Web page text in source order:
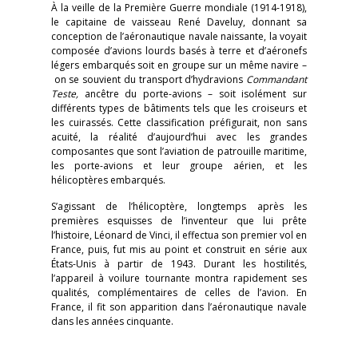
À la veille de la Première Guerre mondiale (1914-1918),
le capitaine de vaisseau René Daveluy, donnant sa
conception de l’aéronautique navale naissante, la voyait
composée d’avions lourds basés à terre et d’aéronefs
légers embarqués soit en groupe sur un même navire –
on se souvient du transport d’hydravions Commandant
Teste, ancêtre du porte-avions – soit isolément sur
différents types de bâtiments tels que les croiseurs et
les cuirassés. Cette classification préfigurait, non sans
acuité, la réalité d’aujourd’hui avec les grandes
composantes que sont l’aviation de patrouille maritime,
les porte-avions et leur groupe aérien, et les
hélicoptères embarqués.
S’agissant de l’hélicoptère, longtemps après les
premières esquisses de l’inventeur que lui prête
l’histoire, Léonard de Vinci, il effectua son premier vol en
France, puis, fut mis au point et construit en série aux
États-Unis à partir de 1943. Durant les hostilités,
l’appareil à voilure tournante montra rapidement ses
qualités, complémentaires de celles de l’avion. En
France, il fit son apparition dans l’aéronautique navale
dans les années cinquante.